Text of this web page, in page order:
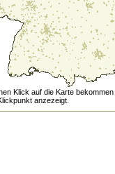
Klick auf die Karte
anzezeigt.